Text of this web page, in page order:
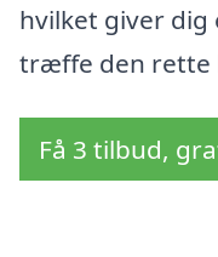
hvilket giver
træffe den rette
Få 3 tilbud,